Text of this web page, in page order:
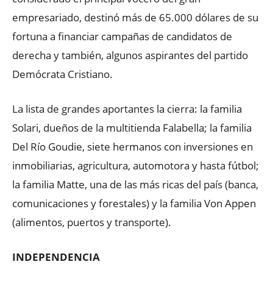
empresariado, destinó más de 65.000 dólares de su
fortuna a financiar campañas de candidatos de
derecha y también, algunos aspirantes del partido
Demócrata Cristiano.
La lista de grandes aportantes la cierra: la familia
Solari, dueños de la multitienda Falabella; la familia
Del Río Goudie, siete hermanos con inversiones en
inmobiliarias, agricultura, automotora y hasta fútbol;
la familia Matte, una de las más ricas del país (banca,
comunicaciones y forestales) y la familia Von Appen
(alimentos, puertos y transporte).
INDEPENDENCIA